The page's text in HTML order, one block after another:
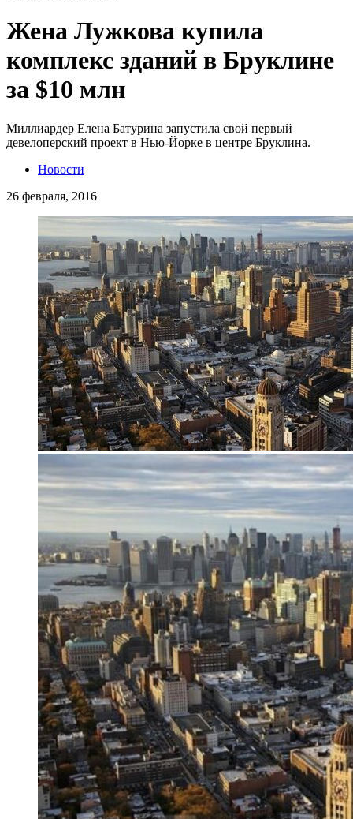
Жена Лужкова купила
комплекс зданий в Бруклине
за $10 млн
Миллиардер Елена Батурина запустила свой первый
девелоперский проект в Нью-Йорке в центре Бруклина.
Новости
26 февраля, 2016